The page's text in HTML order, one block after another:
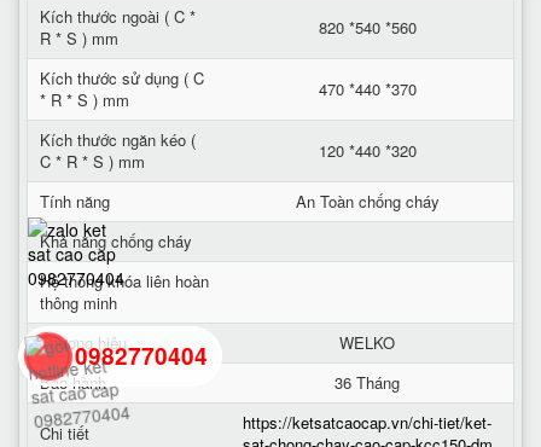
Kích thước ngoài ( C *
R * S ) mm
820 *540 *560
Kích thước sử dụng ( C
* R * S ) mm
470 *440 *370
Kích thước ngăn kéo (
C * R * S ) mm
120 *440 *320
Tính năng
An Toàn chống cháy
Khả năng chống cháy
Hệ thống khóa liên hoàn
thông minh
Thương hiệu
WELKO
Bảo hành
36 Tháng
Chi tiết
https://ketsatcaocap.vn/chi-tiet/ket-
0982770404
back